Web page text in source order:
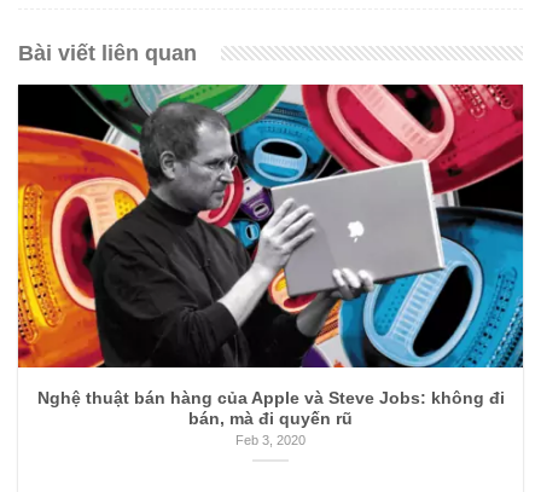
Bài viết liên quan
Nghệ thuật bán hàng của Apple và Steve Jobs: không đi
bán, mà đi quyến rũ
Feb 3, 2020